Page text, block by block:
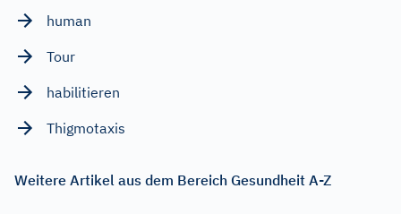
human
Tour
habilitieren
Thigmotaxis
Weitere Artikel aus dem Bereich Gesundheit A-Z